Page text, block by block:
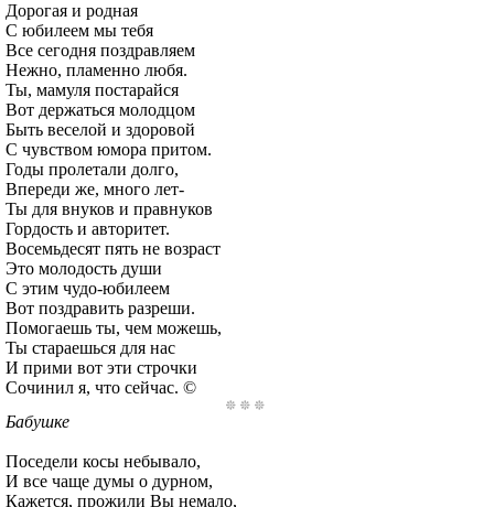
Дорогая и родная
С юбилеем мы тебя
Все сегодня поздравляем
Нежно, пламенно любя.
Ты, мамуля постарайся
Вот держаться молодцом
Быть веселой и здоровой
С чувством юмора притом.
Годы пролетали долго,
Впереди же, много лет-
Ты для внуков и правнуков
Гордость и авторитет.
Восемьдесят пять не возраст
Это молодость души
С этим чудо-юбилеем
Вот поздравить разреши.
Помогаешь ты, чем можешь,
Ты стараешься для нас
И прими вот эти строчки
Сочинил я, что сейчас. ©
Бабушке
Поседели косы небывало,
И все чаще думы о дурном,
Кажется, прожили Вы немало,